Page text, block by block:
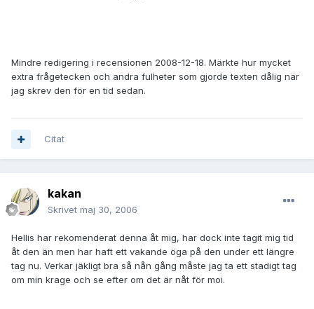
Mindre redigering i recensionen 2008-12-18. Märkte hur mycket
extra frågetecken och andra fulheter som gjorde texten dålig när
jag skrev den för en tid sedan.
Citat
kakan
Skrivet maj 30, 2006
Hellis har rekomenderat denna åt mig, har dock inte tagit mig tid
åt den än men har haft ett vakande öga på den under ett längre
tag nu. Verkar jäkligt bra så nån gång måste jag ta ett stadigt tag
om min krage och se efter om det är nåt för moi.